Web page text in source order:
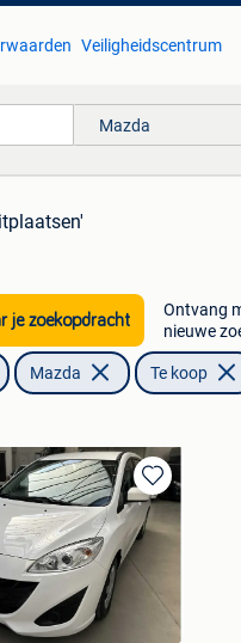
Veiligheidscentrum
Mazda
je zoekopdracht
Ontvang
nieuwe
Mazda Te koop
Bewaren
Mijn
Favorieten